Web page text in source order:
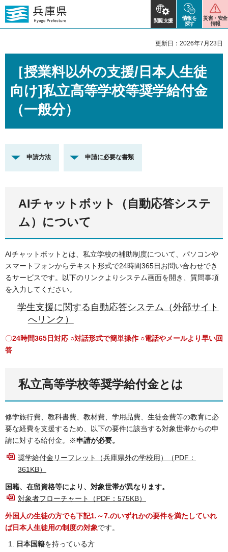
閲覧支援
情報を
探す
災害・安全
情報
更新日：2026年7月23日
［授業料以外の支援/日本人生徒
向け]私立高等学校等奨学給付金
（一般分）
申請方法 申請に必要な書類
AIチャットボット（自動応答システ
ム）について
AIチャットボットとは、私立学校の補助制度について、パソコンや
スマートフォンからテキスト形式で24時間365日お問い合わせでき
るサービスです。以下のリンクよりシステム画面を開き、質問事項
を入力してください。
学生支援に関する自動応答システム（外部サイト
へリンク）
〇24時間365日対応 ○対話形式で簡単操作 ○電話やメールより早い回
答
私立高等学校等奨学給付金とは
修学旅行費、教科書費、教材費、学用品費、生徒会費等の教育に必
要な経費を支援するため、以下の要件に該当する対象世帯からの申
請に対する給付金。※申請が必要。
奨学給付金リーフレット（兵庫県外の学校用）（PDF：
361KB）
国籍、在留資格等により、対象世帯が異なります。
対象者フローチャート（PDF：575KB）
外国人の生徒の方でも下記1.～7.のいずれかの要件を満たしていれ
ば日本人生徒用の制度の対象です。
日本国籍を持っている方